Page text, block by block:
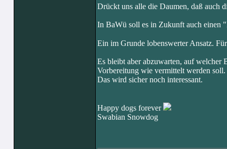
Drückt uns alle die Daumen, daß auch
In BaWü soll es in Zukunft auch einen
Ein im Grunde lobenswerter Ansatz.
Es bleibt aber abzuwarten, auf welcher
Vorbereitung wie vermittelt werden soll.
Das wird sicher noch interessant.
Happy dogs forever
Swabian Snowdog